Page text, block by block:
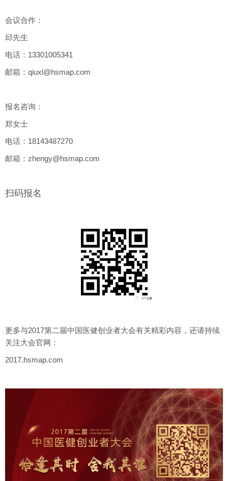
会议合作：
邱先生
电话：13301005341
邮箱：qiuxl@hsmap.com
报名咨询：
郑女士
电话：18143487270
邮箱：zhengy@hsmap.com
扫码报名
更多与2017第二届中国医健创业者大会有关精彩内容，还请持续
关注大会官网：
2017.hsmap.com